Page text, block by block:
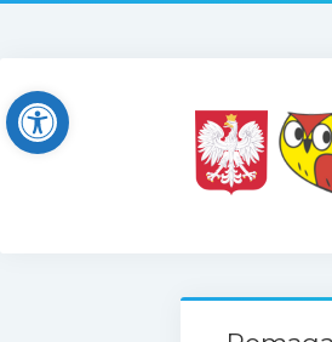
Open toolbar